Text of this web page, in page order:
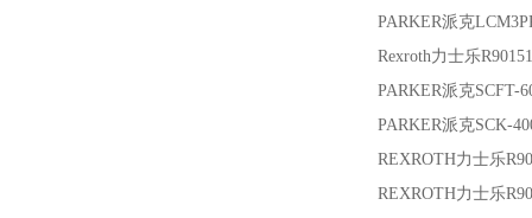
PARKER派克
Rexroth力士乐
PARKER派克SCFT-
PARKER派克SCK-
REXROTH力士乐
REXROTH力士乐